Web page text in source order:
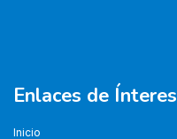
Enlaces de Ínteres
Inicio